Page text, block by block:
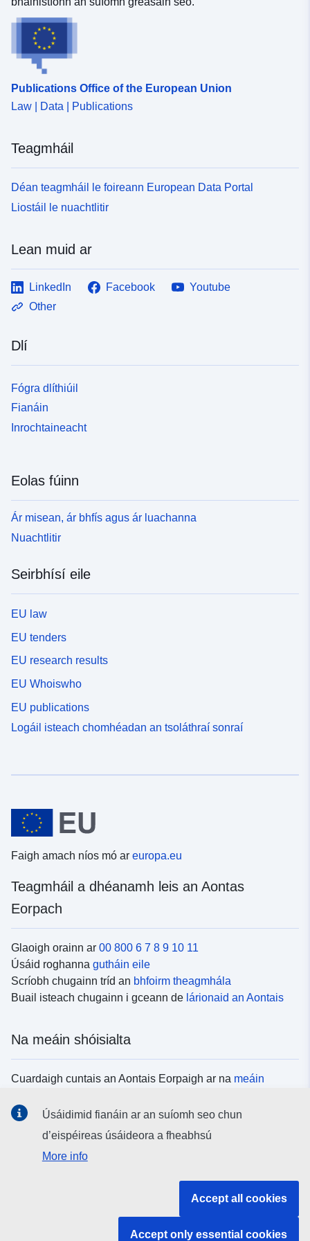
Publications Office of the European Union
Law | Data | Publications
Teagmháil
Déan teagmháil le foireann European Data Portal
Liostáil le nuachtlitir
Lean muid ar
LinkedIn Facebook
Youtube
Other
Dlí
Fógra dlíthiúil
Fianáin
Inrochtaineacht
Eolas fúinn
Ár misean, ár bhfís agus ár luachanna
Nuachtlitir
Seirbhísí eile
EU law
EU tenders
EU research results
EU Whoiswho
EU publications
Logáil isteach chomhéadan an tsoláthraí sonraí
Faigh amach níos mó ar europa.eu
Teagmháil a dhéanamh leis an Aontas
Eorpach
Glaoigh orainn ar 00 800 6 7 8 9 10 11
Úsáid roghanna gutháin eile
Scríobh chugainn tríd an bhfoirm theagmhála
Buail isteach chugainn i gceann de lárionaid an Aontais
Na meáin shóisialta
Cuardaigh cuntais an Aontais Eorpaigh ar na meáin
Úsáidimid fianáin ar an suíomh seo chun
d’eispéireas úsáideora a fheabhsú
More info
Accept all cookies
Accept only essential cookies